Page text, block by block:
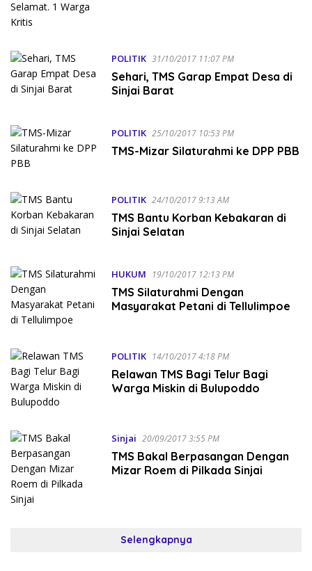
POLITIK 31/10/2017 11:07 PM
Sehari, TMS Garap Empat Desa di
Sinjai Barat
POLITIK 25/10/2017 10:53 PM
TMS-Mizar Silaturahmi ke DPP PBB
POLITIK 24/10/2017 9:13 AM
TMS Bantu Korban Kebakaran di
Sinjai Selatan
HUKUM 19/10/2017 12:13 PM
TMS Silaturahmi Dengan
Masyarakat Petani di Tellulimpoe
POLITIK 14/10/2017 4:18 PM
Relawan TMS Bagi Telur Bagi
Warga Miskin di Bulupoddo
Sinjai 20/09/2017 3:55 PM
TMS Bakal Berpasangan Dengan
Mizar Roem di Pilkada Sinjai
Selengkapnya